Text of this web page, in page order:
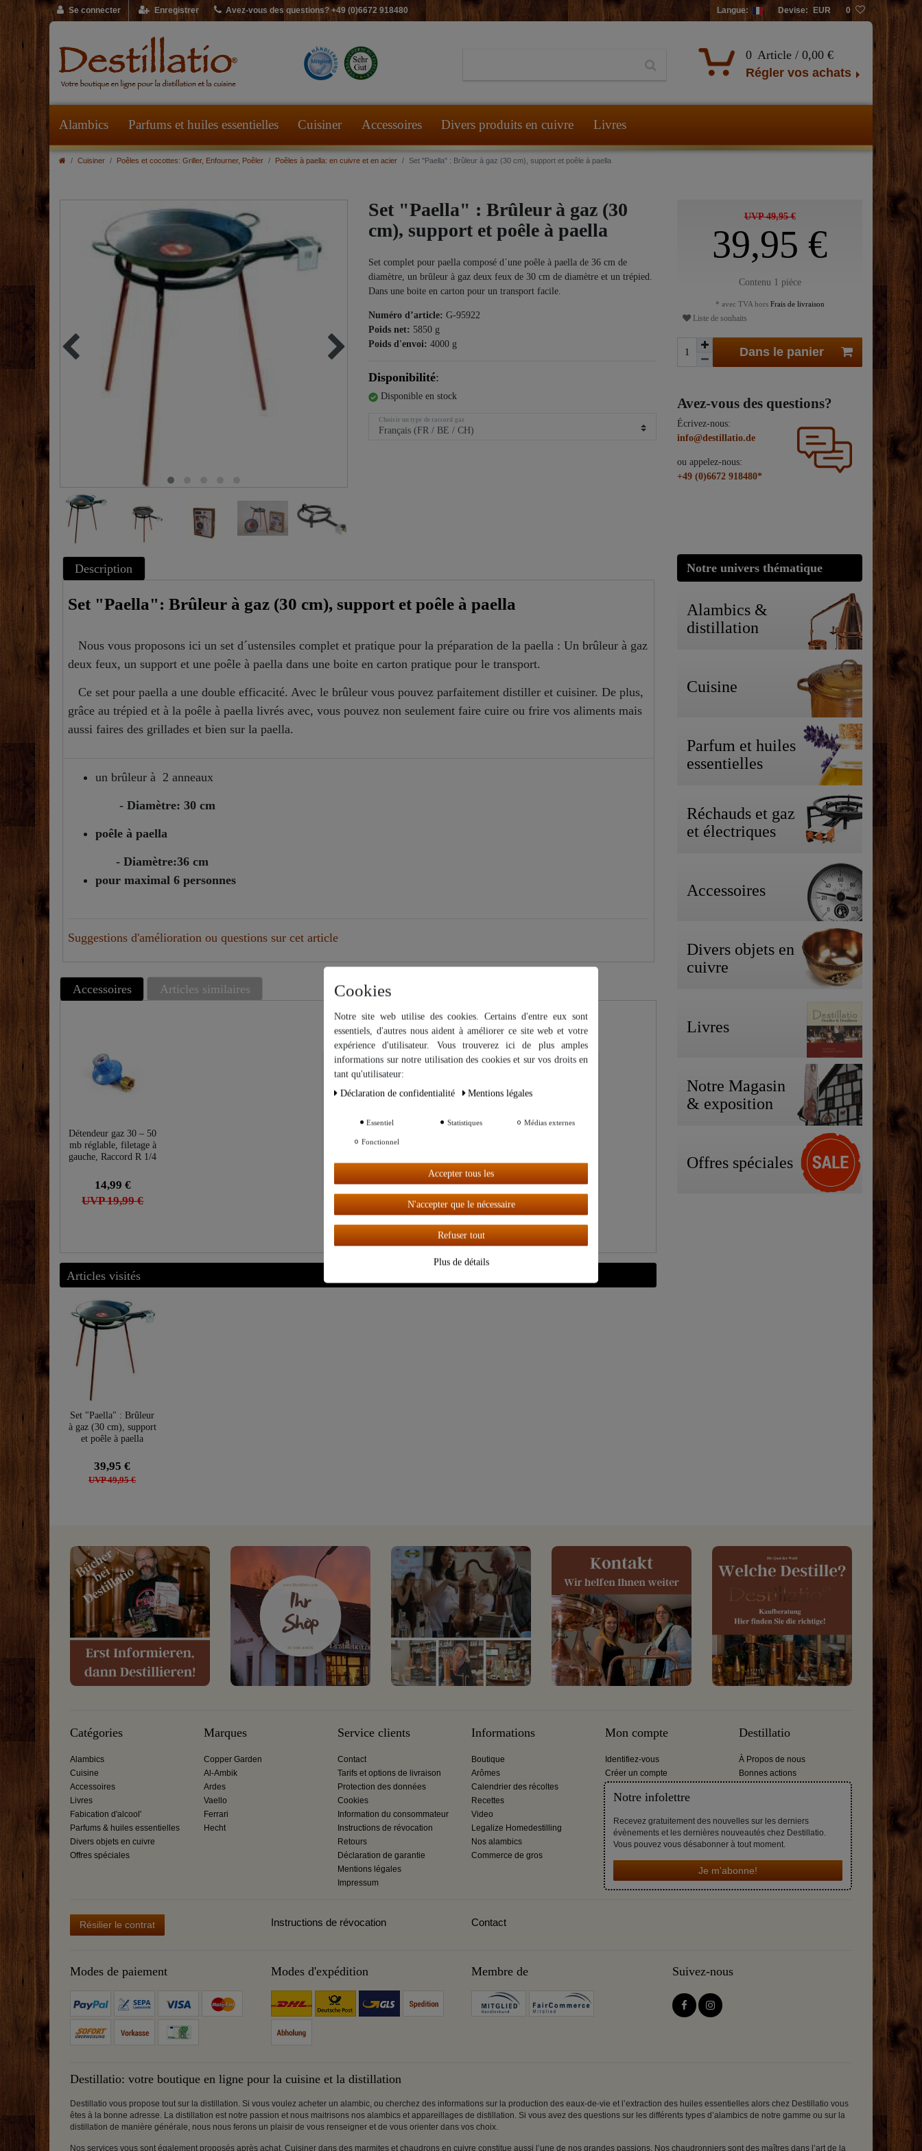
Se connecter Enregistrer Avez-vous des questions? +49 (0)6672 918480 Langue: Devise: EUR 0
0 Article / 0,00 €
Régler vos achats
Alambics Parfums et huiles essentielles Cuisiner Accessoires Divers produits en cuivre Livres
Cuisiner Poêles et cocottes: Griller, Enfourner, Poêler Poêles à paella: en cuivre et en acier Set "Paella" : Brûleur à gaz (30 cm), support et poêle à paella
Set "Paella" : Brûleur à gaz (30
cm), support et poêle à paella
Set complet pour paella composé d´une poêle à paella de 36 cm de
diamètre, un brûleur à gaz deux feux de 30 cm de diamètre et un trépied.
Dans une boite en carton pour un transport facile.
Numéro d’article: G-95922
Poids net: 5850 g
Poids d'envoi: 4000 g
Disponibilité:
Disponible en stock
Choisir un type de raccord gaz
UVP 49,95 €
39,95 €
Contenu 1 pièce
* avec TVA horsFrais de livraison
Liste de souhaits
Dans le panier
Avez-vous des questions?
Écrivez-nous:
info@destillatio.de
ou appelez-nous:
+49 (0)6672 918480*
Description
Set "Paella": Brûleur à gaz (30 cm), support et poêle à paella
Nous vous proposons ici un set d´ustensiles complet et pratique pour la préparation de la paella : Un brûleur à gaz
deux feux, un support et une poêle à paella dans une boite en carton pratique pour le transport.
Ce set pour paella a une double efficacité. Avec le brûleur vous pouvez parfaitement distiller et cuisiner. De plus,
grâce au trépied et à la poêle à paella livrés avec, vous pouvez non seulement faire cuire ou frire vos aliments mais
aussi faires des grillades et bien sur la paella.
un brûleur à 2 anneaux
- Diamètre: 30 cm
poêle à paella
- Diamètre:36 cm
pour maximal 6 personnes
Suggestions d'amélioration ou questions sur cet article
Accessoires Articles similaires
Détendeur gaz 30 – 50
mb réglable, filetage à
gauche, Raccord R 1/4
Autriche )
UVP 19,99 €
14,99 €
Articles visités
Set "Paella" : Brûleur
à gaz (30 cm), support
et poêle à paella
UVP 49,95 €
39,95 €
Notre univers thématique
Alambics &
distillation
Cuisine
Parfum et huiles
essentielles
Réchauds et gaz
et électriques
Accessoires
Divers objets en
cuivre
Livres
Notre Magasin
& exposition
Offres spéciales
Catégories
Alambics
Cuisine
Accessoires
Livres
Fabication d'alcool'
Parfums & huiles essentielles
Divers objets en cuivre
Offres spéciales
Marques
Copper Garden
Al-Ambik
Ardes
Vaello
Ferrari
Hecht
Service clients
Contact
Tarifs et options de livraison
Protection des données
Cookies
Information du consommateur
Instructions de révocation
Retours
Déclaration de garantie
Mentions légales
Impressum
Informations
Boutique
Arômes
Calendrier des récoltes
Recettes
Video
Legalize Homedestilling
Nos alambics
Commerce de gros
Mon compte
Identifiez-vous
Créer un compte
Destillatio
À Propos de nous
Bonnes actions
Notre infolettre
Recevez gratuitement des nouvelles sur les derniers
évènements et les dernières nouveautés chez Destillatio.
Vous pouvez vous désabonner à tout moment.
Je m'abonne!
Résilier le contrat Instructions de révocation Contact
Modes de paiement Modes d'expédition Membre de Suivez-nous
Destillatio: votre boutique en ligne pour la cuisine et la distillation
Destillatio vous propose tout sur la distillation. Si vous voulez acheter un alambic, ou cherchez des informations sur la production des eaux-de-vie et l’extraction des huiles essentielles alors chez Destillatio vous
êtes à la bonne adresse. La distillation est notre passion et nous maitrisons nos alambics et appareillages de distillation. Si vous avez des questions sur les différents types d’alambics de notre gamme ou sur la
distillation de manière générale, nous nous ferons un plaisir de vous renseigner et de vous orienter dans vos choix.
Nos services vous sont également proposés après achat. Cuisiner dans des marmites et chaudrons en cuivre constitue aussi l’une de nos grandes passions. Nos chaudronniers sont des maîtres dans l’art de la
Nous utilisons des cookies sur notre site Web. Certains d’entre eux
sont essentiels, tandis que d’autres nous aident à améliorer ce site
Web et votre expérience.
Tout
accepter
Cookies
Notre site web utilise des cookies. Certains d'entre eux sont
essentiels, d'autres nous aident à améliorer ce site web et votre
expérience d'utilisateur. Vous trouverez ici de plus amples
informations sur notre utilisation des cookies et sur vos droits en
tant qu'utilisateur:
Déclaration de confidentialité
Mentions légales
Essentiel Statistiques Médias externes
Fonctionnel
Accepter tous les
N'accepter que le nécessaire
Refuser tout
Plus de détails